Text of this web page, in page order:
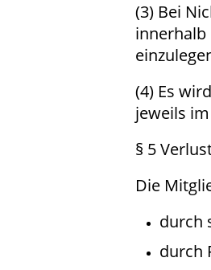
(3) Bei
innerhalb
(4) Es
jeweils
§ 5
Die
durch
durch